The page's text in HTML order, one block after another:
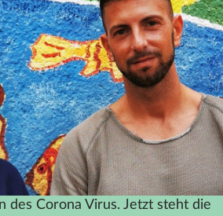
des Corona Virus. Jetzt steht die